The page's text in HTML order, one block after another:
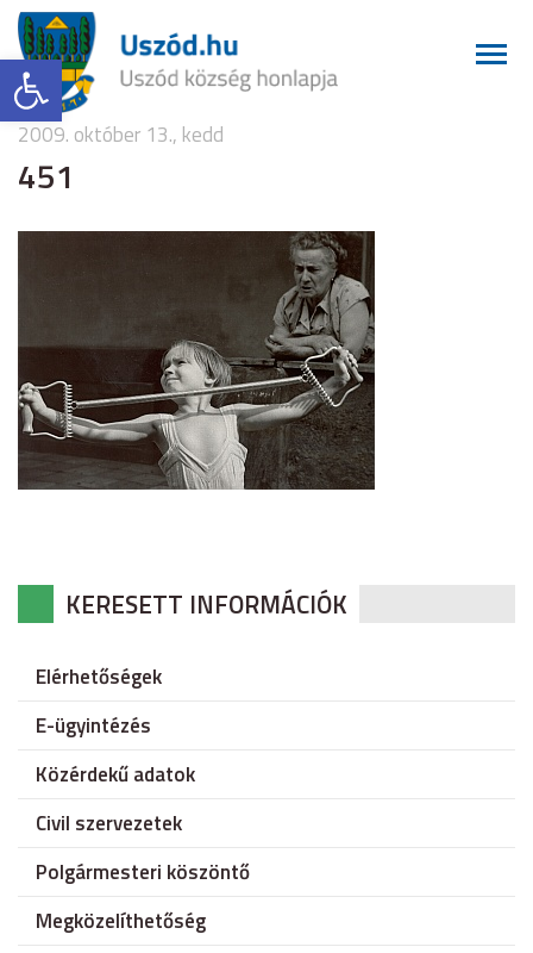
Eszköztár megnyitása
2009. október 13., kedd
451
KERESETT INFORMÁCIÓK
Elérhetőségek
E-ügyintézés
Közérdekű adatok
Civil szervezetek
Polgármesteri köszöntő
Megközelíthetőség